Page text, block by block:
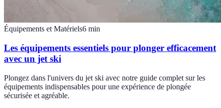
Équipements et Matériels6 min
Les équipements essentiels pour plonger efficacement
avec un jet ski
Plongez dans l'univers du jet ski avec notre guide complet sur les
équipements indispensables pour une expérience de plongée
sécurisée et agréable.